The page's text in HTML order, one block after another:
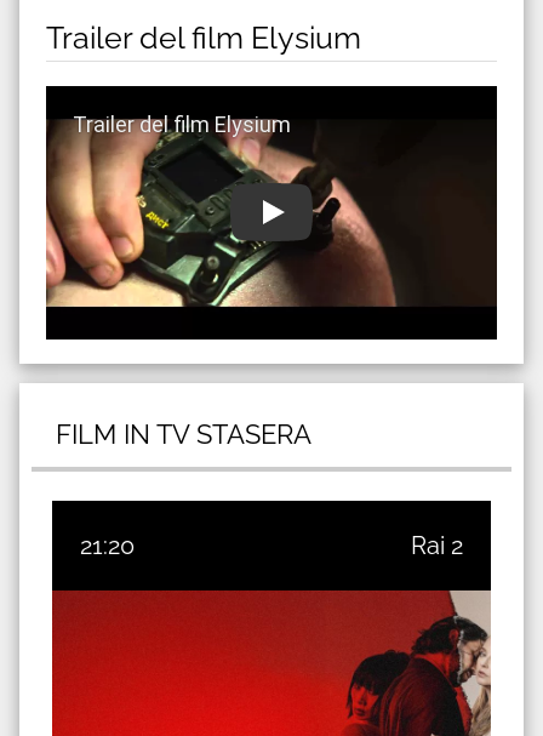
Trailer del film Elysium
FILM IN TV STASERA
21:20 Rai 2